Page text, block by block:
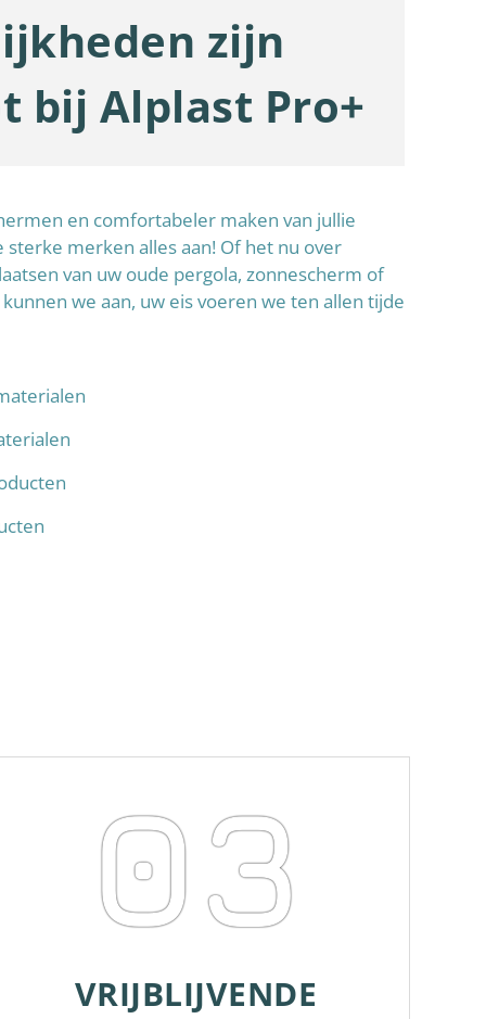
zijn
bij Alplast Pro+
en comfortabeler maken van jullie
merken alles aan! Of het nu over
van uw oude pergola, zonnescherm of
we aan, uw eis voeren we ten allen tijde
03
VRIJBLIJVENDE